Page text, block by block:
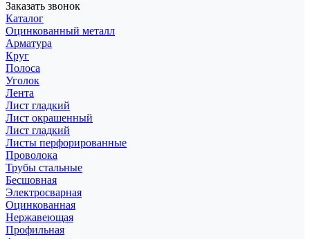
Заказать звонок
Каталог
Оцинкованный металл
Арматура
Круг
Полоса
Уголок
Лента
Лист гладкий
Лист окрашенный
Лист гладкий
Листы перфорированные
Проволока
Трубы стальные
Бесшовная
Электросварная
Оцинкованная
Нержавеющая
Профильная